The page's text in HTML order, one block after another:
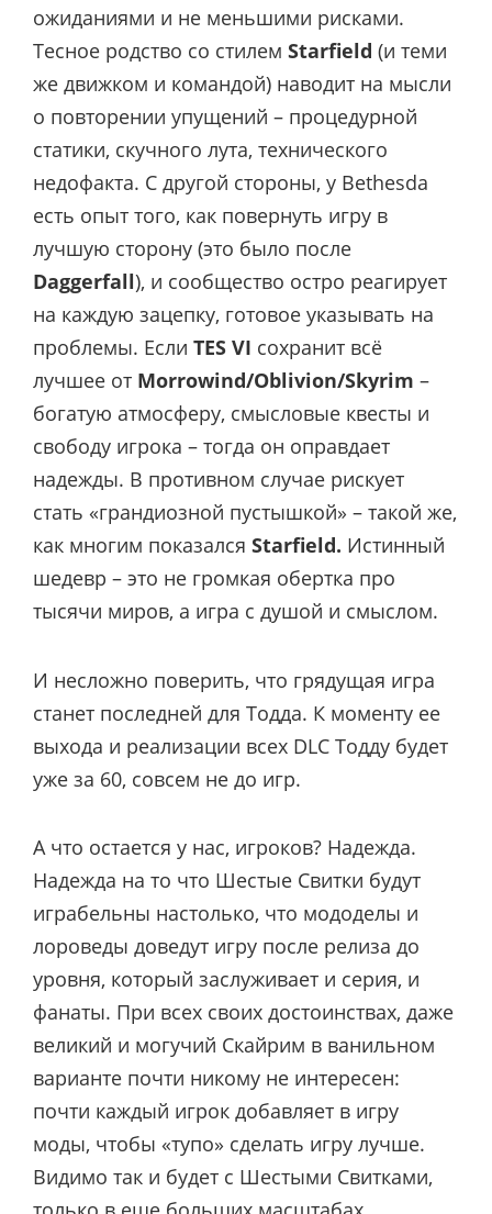
ожиданиями и не меньшими рисками.
Тесное родство со стилем Starfield (и теми
же движком и командой) наводит на мысли
о повторении упущений – процедурной
статики, скучного лута, технического
недофакта. С другой стороны, у Bethesda
есть опыт того, как повернуть игру в
лучшую сторону (это было после
Daggerfall), и сообщество остро реагирует
на каждую зацепку, готовое указывать на
проблемы. Если TES VI сохранит всё
лучшее от Мorrowind/Oblivion/Skyrim –
богатую атмосферу, смысловые квесты и
свободу игрока – тогда он оправдает
надежды. В противном случае рискует
стать «грандиозной пустышкой» – такой же,
как многим показался Starfield. Истинный
шедевр – это не громкая обертка про
тысячи миров, а игра с душой и смыслом.
И несложно поверить, что грядущая игра
станет последней для Тодда. К моменту ее
выхода и реализации всех DLC Тодду будет
уже за 60, совсем не до игр.
А что остается у нас, игроков? Надежда.
Надежда на то что Шестые Свитки будут
играбельны настолько, что мододелы и
лороведы доведут игру после релиза до
уровня, который заслуживает и серия, и
фанаты. При всех своих достоинствах, даже
великий и могучий Скайрим в ванильном
варианте почти никому не интересен:
почти каждый игрок добавляет в игру
моды, чтобы «тупо» сделать игру лучше.
Видимо так и будет с Шестыми Свитками,